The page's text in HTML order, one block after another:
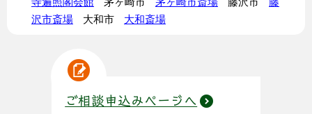
沢市斎場
大和市 大和斎場
ご相談申込みページへ